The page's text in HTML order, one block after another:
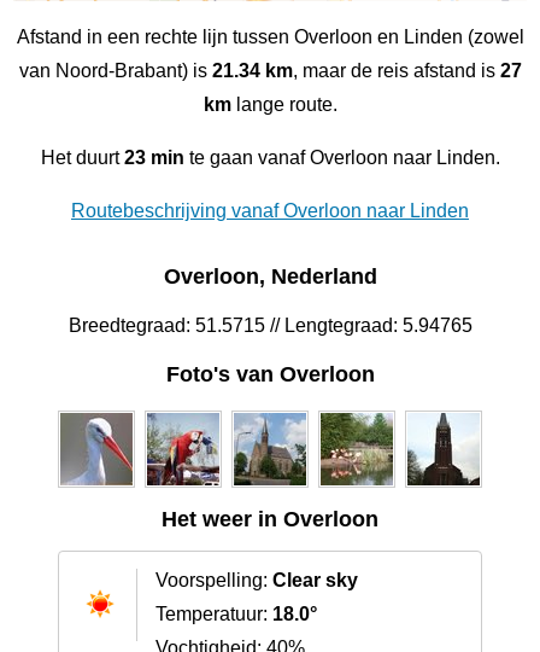
Afstand in een rechte lijn tussen Overloon en Linden (zowel
van Noord-Brabant) is 21.34 km, maar de reis afstand is 27
kmlange route.
Het duurt23 min te gaan vanaf Overloon naar Linden.
Routebeschrijving vanaf Overloon naar Linden
Overloon, Nederland
Breedtegraad: 51.5715 // Lengtegraad: 5.94765
Foto's van Overloon
Het weer in Overloon
Voorspelling: Clear sky
Temperatuur: 18.0°